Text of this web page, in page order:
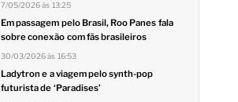
7/05/2026 às 13:25
Em passagem pelo Brasil, Roo Panes fala
sobre conexão com fãs brasileiros
30/03/2026 às 16:53
Ladytron e a viagem pelo synth-pop
futurista de ‘Paradises’